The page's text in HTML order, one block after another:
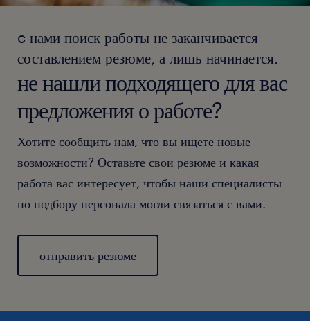
c нами поиск работы не заканчивается
составлением резюме, а лишь начинается.
не нашли подходящего для вас
предложения о работе?
Хотите сообщить нам, что вы ищете новые
возможности? Оставьте свои резюме и какая
работа вас интересует, чтобы наши специалисты
по подбору персонала могли связаться с вами.
отправить резюме